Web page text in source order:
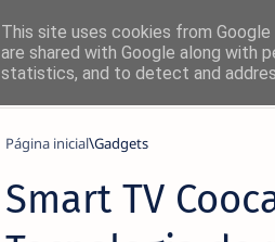
Página inicial Gadgets
Smart TV
This site uses cookies from
are shared with Google along with
statistics, and to detect and